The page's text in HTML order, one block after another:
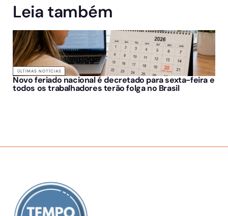
Leia também
ÚLTIMAS NOTÍCIAS
Novo feriado nacional é decretado para sexta-feira e
todos os trabalhadores terão folga no Brasil